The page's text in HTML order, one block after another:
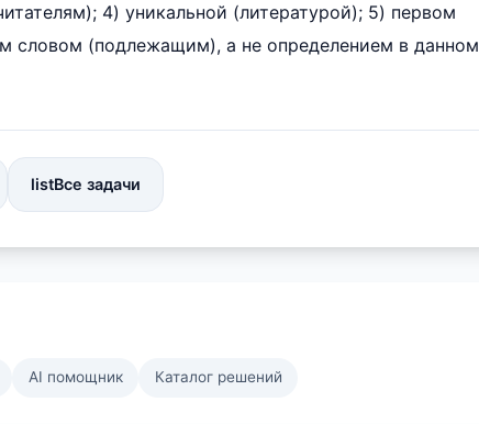
4) уникальной (литературой); 5) первом
словом (подлежащим), а не определением в данном
listВсе задачи
AI помощник Каталог решений